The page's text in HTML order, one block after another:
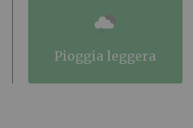
pioggia leggera